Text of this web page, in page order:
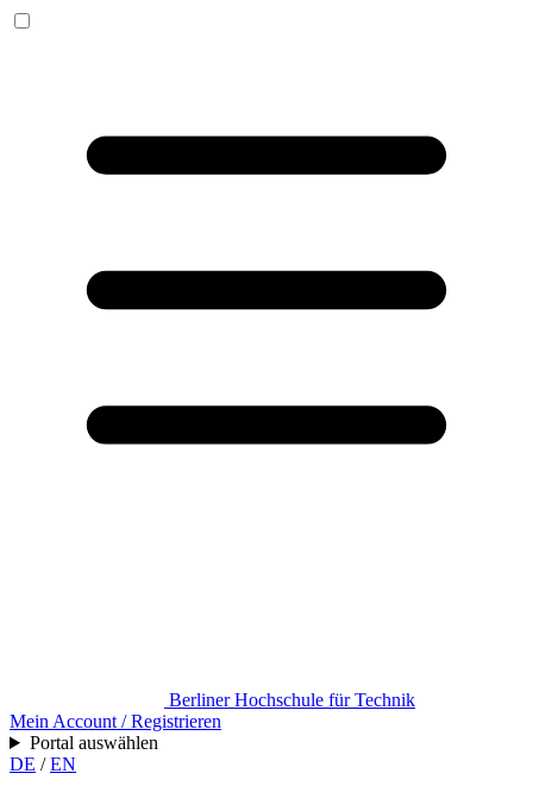
Berliner Hochschule für Technik
Mein Account / Registrieren
Portal auswählen
DE /EN